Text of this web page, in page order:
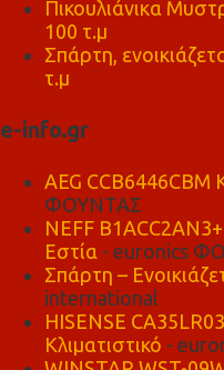
Πικουλιάνικα
100 τ.μ
Σπάρτη,
τ.μ
e-info.gr
AEG CCB6446CBM
ΦΟΥΝΤΑΣ
NEFF
Εστία - euronics
Σπάρτη –
international
HISENSE
Κλιματιστικό -